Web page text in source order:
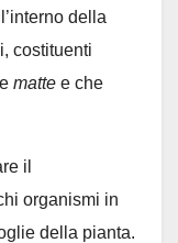
della
costituenti
matte e che
il
organismi in
della pianta.